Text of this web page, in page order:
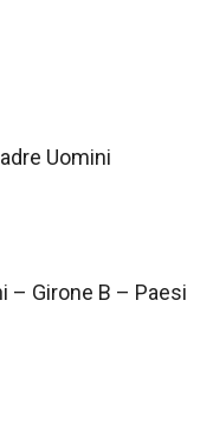
Uomini
– Girone B – Paesi